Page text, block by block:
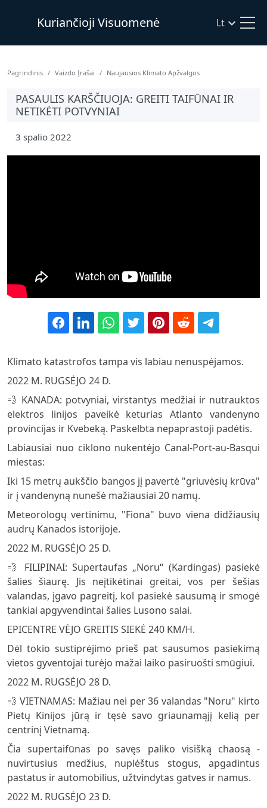
Kuriančioji Visuomenė Lt
Pagrindinis Vaizdo Įrašai Naujausios Klimato Apžvalgos
PASAULIS KARŠČIUOJA: GREITI TAIFŪNAI IR
NETIKĖTI POTVYNIAI
3 spalio 2022
Klimato katastrofos tampa vis labiau nenuspėjamos.
2022 M. RUGSĖJO 24 D.
💨 KANADA: potvyniai, virstantys medžiai ir nutrauktos
elektros linijos paveikė keturias Atlanto vandenyno
provincijas ir Kvebeką. Paskelbta nepaprastoji padėtis.
Labiausiai nuo ciklono nukentėjo Canal-Port-au-Basqui
miestas:
Iki 15 metrų aukščio bangos jį pavertė "griuvėsių krūva"
ir į vandenyną nunešė mažiausiai 20 namų.
Meteorologų vertinimu, "Fiona" buvo viena didžiausių
audrų Kanados istorijoje.
2022 M. RUGSĖJO 25 D.
💨 FILIPINAI: Supertaufas „Noru“ (Kardingas) pasiekė
šalies šiaurę. Jis neįtikėtinai greitai, vos per šešias
valandas, įgavo pagreitį, kol pasiekė sausumą ir smogė
tankiai apgyvendintai šalies Lusono salai.
EPICENTRE VĖJO GREITIS SIEKĖ 240 KM/H.
Dėl tokio sustiprėjimo prieš pat sausumos pasiekimą
vietos gyventojai turėjo mažai laiko pasiruošti smūgiui.
2022 M. RUGSĖJO 28 D.
💨 VIETNAMAS: Mažiau nei per 36 valandas "Noru" kirto
Pietų Kinijos jūrą ir tęsė savo griaunamąjį kelią per
centrinį Vietnamą.
Čia supertaifūnas po savęs paliko visišką chaosą -
nuvirtusius medžius, nuplėštus stogus, apgadintus
pastatus ir automobilius, užtvindytas gatves ir namus.
2022 M. RUGSĖJO 23 D.